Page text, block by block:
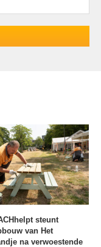
steunt
van Het
na verwoestende